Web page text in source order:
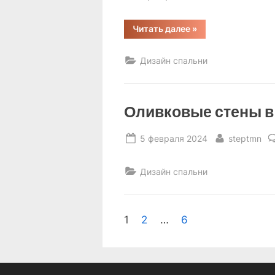
Читать далее“Коричневые
шторы
спальни
»
Дизайн спальни
Оливковые стены
Posted
5 февраля 2024 By
steptmn
Дизайн спальни
Пагинация
1 2 … 6